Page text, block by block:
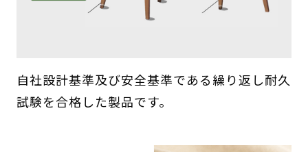
自社設計基準及び安全基準である繰り返し耐久
試験を合格した製品です。